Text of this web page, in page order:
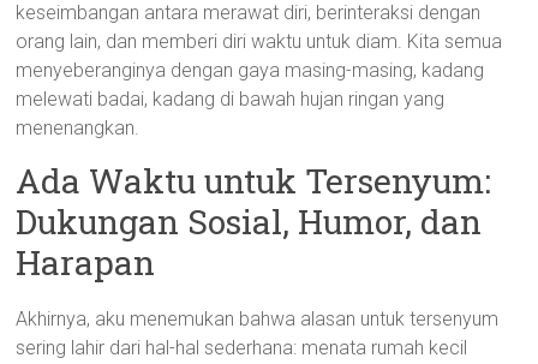
keseimbangan antara merawat diri, berinteraksi dengan
orang lain, dan memberi diri waktu untuk diam. Kita semua
menyeberanginya dengan gaya masing-masing, kadang
melewati badai, kadang di bawah hujan ringan yang
menenangkan.
Ada Waktu untuk Tersenyum:
Dukungan Sosial, Humor, dan
Harapan
Akhirnya, aku menemukan bahwa alasan untuk tersenyum
sering lahir dari hal-hal sederhana: menata rumah kecil